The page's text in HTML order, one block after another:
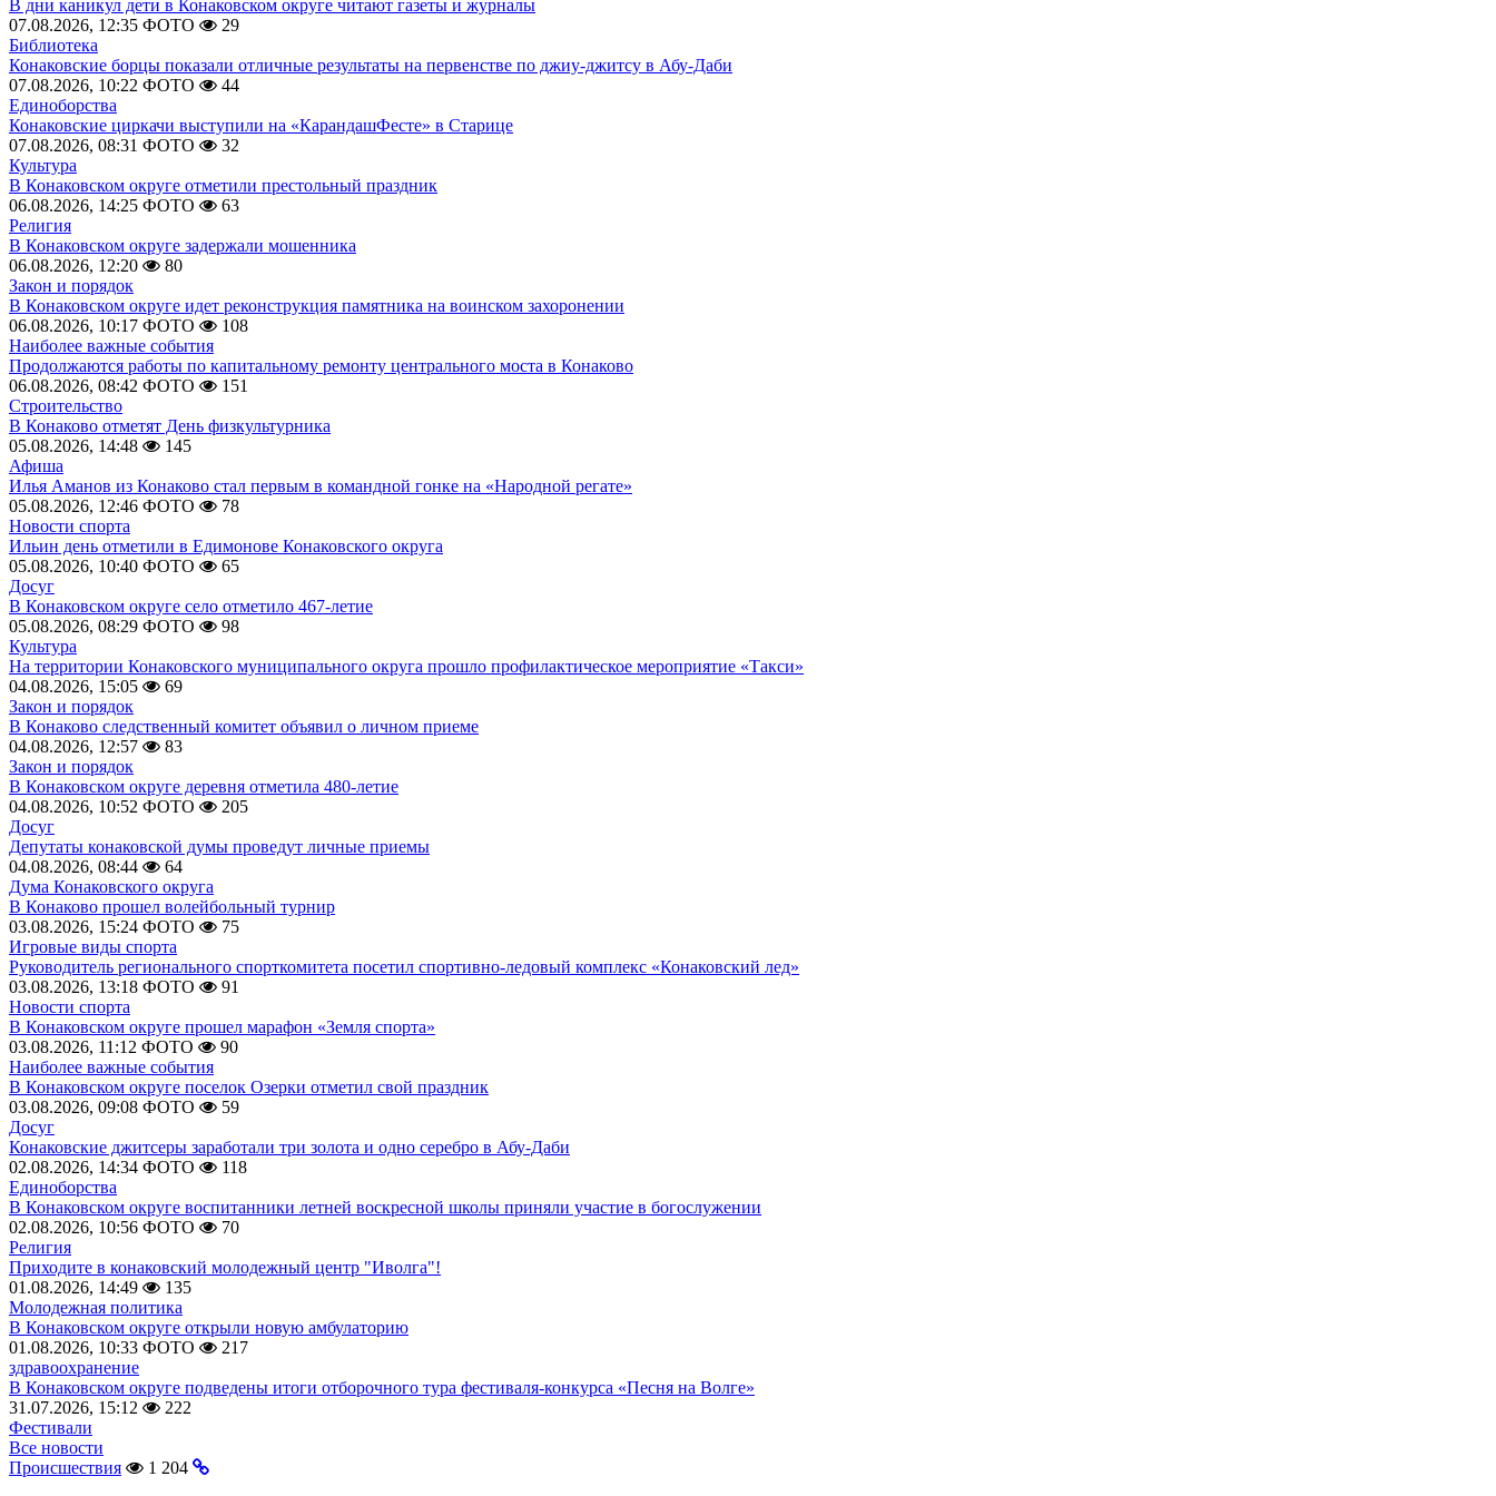
В дни каникул дети в Конаковском округе читают газеты и журналы
07.08.2026, 12:35 ФОТО
29
Библиотека
Конаковские борцы показали отличные результаты на первенстве по джиу-джитсу в Абу-Даби
07.08.2026, 10:22 ФОТО
44
Единоборства
Конаковские циркачи выступили на «КарандашФесте» в Старице
07.08.2026, 08:31 ФОТО
32
Культура
В Конаковском округе отметили престольный праздник
06.08.2026, 14:25 ФОТО
63
Религия
В Конаковском округе задержали мошенника
06.08.2026, 12:20
80
Закон и порядок
В Конаковском округе идет реконструкция памятника на воинском захоронении
06.08.2026, 10:17 ФОТО
108
Наиболее важные события
Продолжаются работы по капитальному ремонту центрального моста в Конаково
06.08.2026, 08:42 ФОТО
151
Строительство
В Конаково отметят День физкультурника
05.08.2026, 14:48
145
Афиша
Илья Аманов из Конаково стал первым в командной гонке на «Народной регате»
05.08.2026, 12:46 ФОТО
78
Новости спорта
Ильин день отметили в Едимонове Конаковского округа
05.08.2026, 10:40 ФОТО
65
Досуг
В Конаковском округе село отметило 467-летие
05.08.2026, 08:29 ФОТО
98
Культура
На территории Конаковского муниципального округа прошло профилактическое мероприятие «Такси»
04.08.2026, 15:05
69
Закон и порядок
В Конаково следственный комитет объявил о личном приеме
04.08.2026, 12:57
83
Закон и порядок
В Конаковском округе деревня отметила 480-летие
04.08.2026, 10:52 ФОТО
205
Досуг
Депутаты конаковской думы проведут личные приемы
04.08.2026, 08:44
64
Дума Конаковского округа
В Конаково прошел волейбольный турнир
03.08.2026, 15:24 ФОТО
75
Игровые виды спорта
Руководитель регионального спорткомитета посетил спортивно-ледовый комплекс «Конаковский лед»
03.08.2026, 13:18 ФОТО
91
Новости спорта
В Конаковском округе прошел марафон «Земля спорта»
03.08.2026, 11:12 ФОТО
90
Наиболее важные события
В Конаковском округе поселок Озерки отметил свой праздник
03.08.2026, 09:08 ФОТО
59
Досуг
Конаковские джитсеры заработали три золота и одно серебро в Абу-Даби
02.08.2026, 14:34 ФОТО
118
Единоборства
В Конаковском округе воспитанники летней воскресной школы приняли участие в богослужении
02.08.2026, 10:56 ФОТО
70
Религия
Приходите в конаковский молодежный центр "Иволга"!
01.08.2026, 14:49
135
Молодежная политика
В Конаковском округе открыли новую амбулаторию
01.08.2026, 10:33 ФОТО
217
здравоохранение
В Конаковском округе подведены итоги отборочного тура фестиваля-конкурса «Песня на Волге»
31.07.2026, 15:12
222
Фестивали
Все новости
Происшествия
1 204